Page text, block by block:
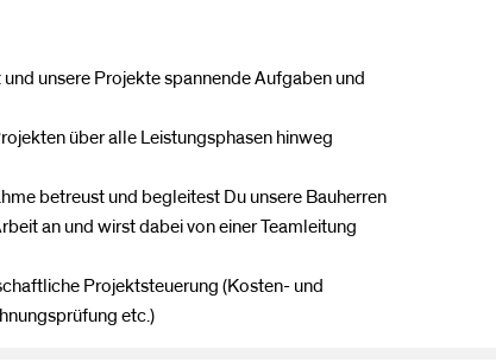
unsere Projekte spannende Aufgaben und
über alle Leistungsphasen hinweg
betreust und begleitest Du unsere Bauherren
an und wirst dabei von einer Teamleitung
Projektsteuerung (Kosten- und
etc.)